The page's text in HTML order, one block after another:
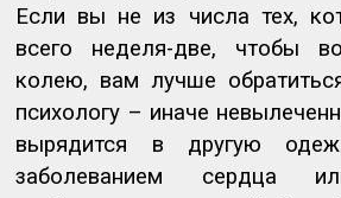
Если вы не из числа тех,
всего неделя-две, чтобы
колею, вам лучше
психологу – иначе
вырядится в другую
заболеванием сердца